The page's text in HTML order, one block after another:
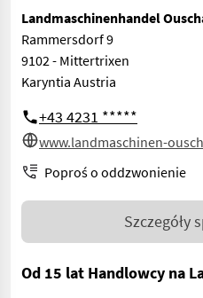
Landmaschinenhandel
Rammersdorf 9
9102 - Mittertrixen
Karyntia Austria
+43 4231 *****
www.landmaschinen-
Poproś o oddzwonienie
Szczegóły
Od 15 lat Handlowcy na